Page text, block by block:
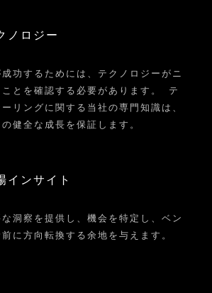
ノロジー
功するためには、テクノロジーがニ
とを確認する必要があります。 テ
リングに関する当社の専門知識は、
健全な成長を保証します。
インサイト
洞察を提供し、機会を特定し、ベン
に方向転換する余地を与えます。